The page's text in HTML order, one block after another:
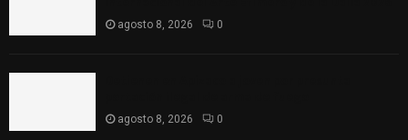
agosto 8, 2026 0
agosto 8, 2026 0